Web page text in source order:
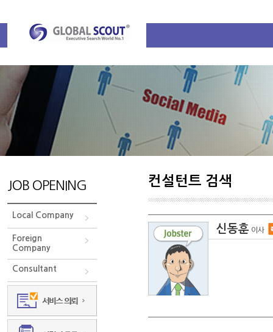
JOB OPENING
Local Company
Foreign
Company
Consultant
컨설턴트 검색
신동훈 이사